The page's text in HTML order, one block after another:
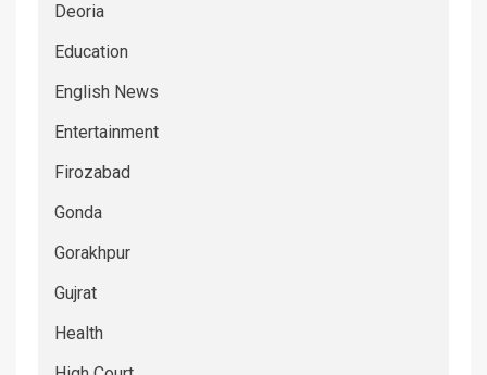
Deoria
Education
English News
Entertainment
Firozabad
Gonda
Gorakhpur
Gujrat
Health